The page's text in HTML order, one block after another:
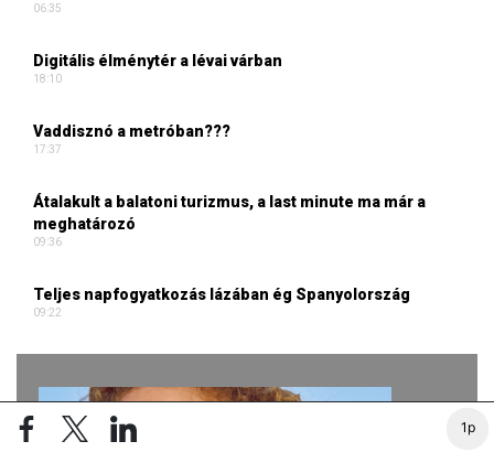
1p
06:35
Digitális élménytér a lévai várban
18:10
Vaddisznó a metróban???
17:37
Átalakult a balatoni turizmus, a last minute ma már a
meghatározó
09:36
Teljes napfogyatkozás lázában ég Spanyolország
09:22